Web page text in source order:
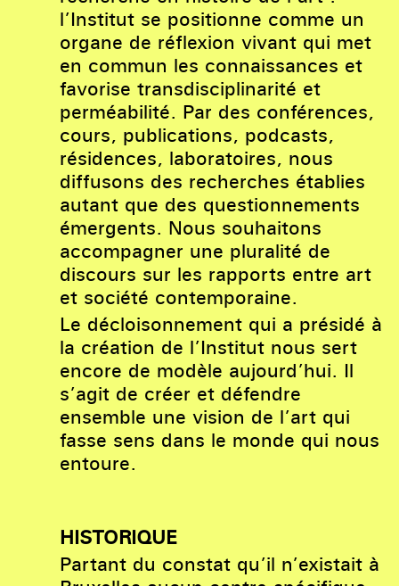
l’Institut se positionne comme un
organe de réflexion vivant qui met
en commun les connaissances et
favorise transdisciplinarité et
perméabilité. Par des conférences,
cours, publications, podcasts,
résidences, laboratoires, nous
diffusons des recherches établies
autant que des questionnements
émergents. Nous souhaitons
accompagner une pluralité de
discours sur les rapports entre art
et société contemporaine.
Le décloisonnement qui a présidé à
la création de l’Institut nous sert
encore de modèle aujourd’hui. Il
s’agit de créer et défendre
ensemble une vision de l’art qui
fasse sens dans le monde qui nous
entoure.
HISTORIQUE
Partant du constat qu’il n’existait à